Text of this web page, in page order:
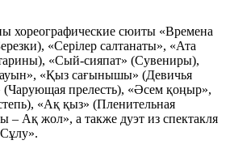
хореографические сюиты «Времена
«Серiлер салтанаты», «Ата
«Сый-сияпат» (Сувениры),
«Қыз сағынышы» (Девичья
(Чарующая прелесть), «Әсем қоңыр»,
«Ақ қыз» (Пленительная
– Ақ жол», а также дуэт из спектакля